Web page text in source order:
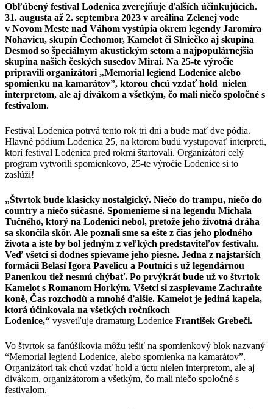
Obľúbený festival Lodenica zverejňuje ďalších účinkujúcich.
31. augusta až 2. septembra 2023 v areálina Zelenej vode
v Novom Meste nad Váhom vystúpia okrem legendy Jaromíra
Nohavicu, skupín Čechomor, Kamelot či Slniečko aj skupina
Desmod so špeciálnym akustickým setom a najpopulárnejšia
skupina našich českých susedov Mirai. Na 25-te výročie
pripravili organizátori „Memorial legiend Lodenice alebo
spomienku na kamarátov”, ktorou chcú vzdať hold nielen
interpretom, ale aj divákom a všetkým, čo mali niečo spoločné s
festivalom.
Festival Lodenica potrvá tento rok tri dni a bude mať dve pódia.
Hlavné pódium Lodenica 25, na ktorom budú vystupovať interpreti,
ktorí festival Lodenica pred rokmi štartovali. Organizátori celý
program vytvorili spomienkovo, 25-te výročie Lodenice si to
zaslúži!
„Štvrtok bude klasicky nostalgický. Niečo do trampu, niečo do
country a niečo súčasné. Spomenieme si na legendu Michala
Tučného, ktorý na Lodenici nebol, pretože jeho životná dráha
sa skončila skôr. Ale poznali sme sa ešte z čias jeho plodného
života a iste by bol jedným z veľkých predstaviteľov festivalu.
Veď všetci si dodnes spievame jeho piesne. Jedna z najstarších
formácii Belasí Igora Pavelicu a Poutníci s už legendárnou
Panenkou tiež nesmú chýbať. Po prvýkrát bude už vo štvrtok
Kamelot s Romanom Horkým. Všetci si zaspievame Zachraňte
koně, Čas rozchodů a mnohé ďalšie. Kamelot je jediná kapela,
ktorá účinkovala na všetkých ročníkoch
Lodenice,“ vysvetľuje dramaturg Lodenice František Grebeči.
Vo štvrtok sa fanúšikovia môžu tešiť na spomienkový blok nazvaný
“Memorial legiend Lodenice, alebo spomienka na kamarátov”.
Organizátori tak chcú vzdať hold a úctu nielen interpretom, ale aj
divákom, organizátorom a všetkým, čo mali niečo spoločné s
festivalom.